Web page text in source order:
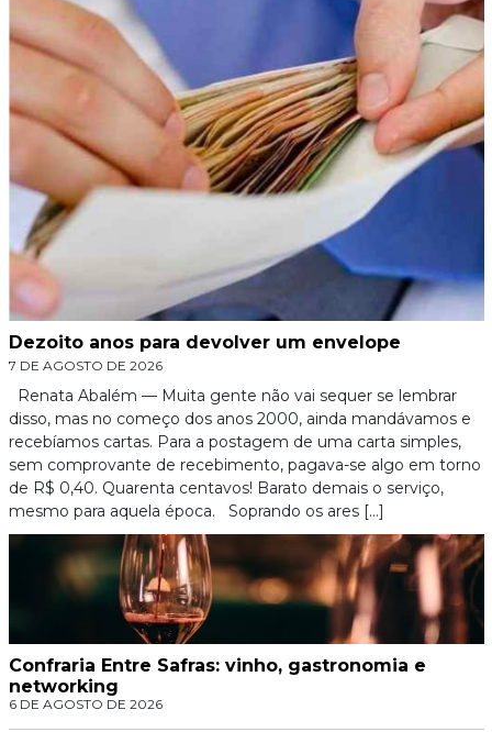
Dezoito anos para devolver um envelope
7 DE AGOSTO DE 2026
Renata Abalém — Muita gente não vai sequer se lembrar
disso, mas no começo dos anos 2000, ainda mandávamos e
recebíamos cartas. Para a postagem de uma carta simples,
sem comprovante de recebimento, pagava-se algo em torno
de R$ 0,40. Quarenta centavos! Barato demais o serviço,
mesmo para aquela época. Soprando os ares […]
Confraria Entre Safras: vinho, gastronomia e
networking
6 DE AGOSTO DE 2026